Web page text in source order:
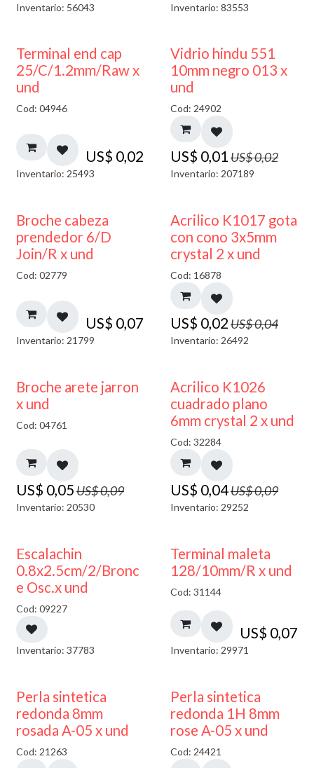
Inventario: 56043 Inventario: 83553
Terminal end cap
25/C/1.2mm/Raw x
und
Cod: 04946
US$ 0,02
Inventario: 25493
40% DESCUENTO
Vidrio hindu 551
10mm negro 013 x
und
Cod: 24902
US$ 0,01US$0,02
Inventario: 207189
Broche cabeza
prendedor 6/D
Join/R x und
Cod: 02779
US$ 0,07
Inventario: 21799
50% DESCUENTO
Acrilico K1017 gota
con cono 3x5mm
crystal 2 x und
Cod: 16878
US$ 0,02US$0,04
Inventario: 26492
50% DESCUENTO
Broche arete jarron
x und
Cod: 04761
US$ 0,05US$0,09
Inventario: 20530
50% DESCUENTO
Acrilico K1026
cuadrado plano
6mm crystal 2 x und
Cod: 32284
US$ 0,04US$0,09
Inventario: 29252
Escalachin
0.8x2.5cm/2/Bronc
e Osc.x und
Cod: 09227
Inventario: 37783
Terminal maleta
128/10mm/R x und
Cod: 31144
US$ 0,07
Inventario: 29971
Perla sintetica
redonda 8mm
rosada A-05 x und
Cod: 21263
Perla sintetica
redonda 1H 8mm
rose A-05 x und
Cod: 24421